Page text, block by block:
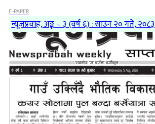
E-PAPER
न्यूजप्रवाह, अङ्क – ३ (वर्ष ६) : साउन २० गते, २०८३